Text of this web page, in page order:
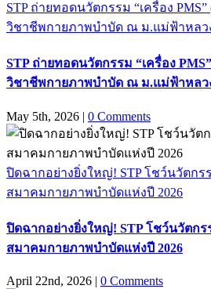
STP ถ่ายทอดนวัตกรรม “เครื่อง PMS”
วิชาชีพกายภาพบำบัด ณ ม.แม่ฟ้าหลว
STP ถ่ายทอดนวัตกรรม “เครื่อง
วิชาชีพกายภาพบำบัด ณ ม.แม่ฟ้าหลว
May 5th, 2026 | 0 Comments
ปิดฉากอย่างยิ่งใหญ่! STP โชว์นวัตก
สมาคมกายภาพบำบัดแห่งปี 2026
ปิดฉากอย่างยิ่งใหญ่! STP โชว์นวัตก
สมาคมกายภาพบำบัดแห่งปี 2026
April 22nd, 2026 | 0 Comments